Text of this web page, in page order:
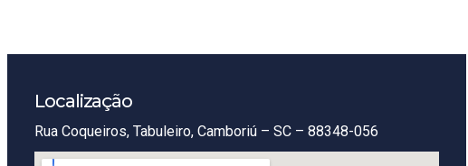
Localização
Rua Coqueiros, Tabuleiro, Camboriú – SC – 88348-056